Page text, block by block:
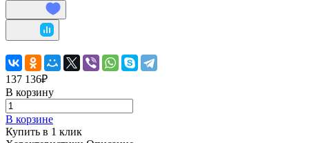
137 136₽
В корзину
В корзине
Купить в 1 клик